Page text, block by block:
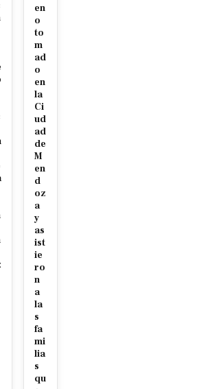
en
o
to
m
ad
o
en
la
Ci
ud
ad
de
M
en
d
oz
a
y
as
ist
ie
ro
n
a
la
s
fa
mi
lia
s
qu